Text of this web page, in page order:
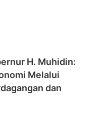
H. Muhidin:
Melalui
dan